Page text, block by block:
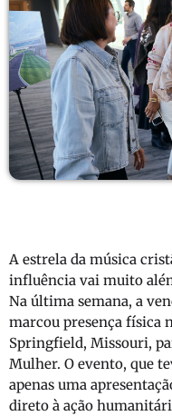
A estrela da música
influência vai muito
Na última semana, a
marcou presença física
Springfield, Missouri,
Mulher. O evento, que
apenas uma
direto à ação